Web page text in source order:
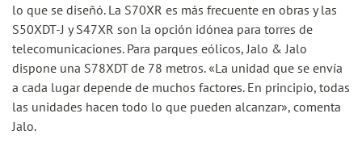
lo que se diseñó. La S70XR es más frecuente en obras y las
S50XDT-J y S47XR son la opción idónea para torres de
telecomunicaciones. Para parques eólicos, Jalo & Jalo
dispone una S78XDT de 78 metros. «La unidad que se envía
a cada lugar depende de muchos factores. En principio, todas
las unidades hacen todo lo que pueden alcanzar», comenta
Jalo.